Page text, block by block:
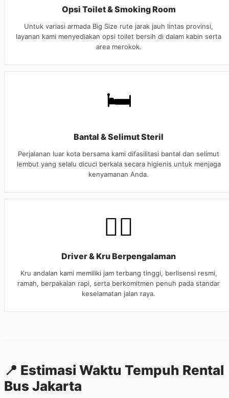
Opsi Toilet & Smoking Room
Untuk variasi armada Big Size rute jarak jauh lintas provinsi,
layanan kami menyediakan opsi toilet bersih di dalam kabin serta
area merokok.
🛏️
Bantal & Selimut Steril
Perjalanan luar kota bersama kami difasilitasi bantal dan selimut
lembut yang selalu dicuci berkala secara higienis untuk menjaga
kenyamanan Anda.
👨‍✈️
Driver & Kru Berpengalaman
Kru andalan kami memiliki jam terbang tinggi, berlisensi resmi,
ramah, berpakaian rapi, serta berkomitmen penuh pada standar
keselamatan jalan raya.
📍 Estimasi Waktu Tempuh Rental
Bus Jakarta